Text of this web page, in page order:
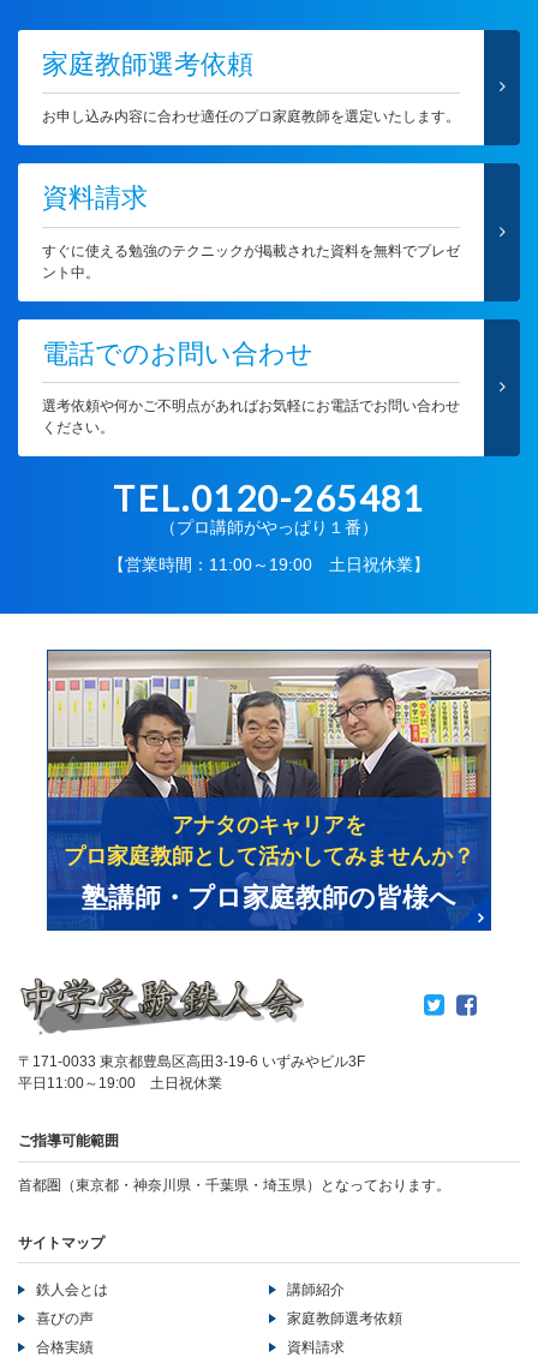
家庭教師選考依頼
お申し込み内容に合わせ適任のプロ家庭教師を選定いたします。
資料請求
すぐに使える勉強のテクニックが掲載された資料を無料でプレゼ
ント中。
電話でのお問い合わせ
選考依頼や何かご不明点があればお気軽にお電話でお問い合わせ
ください。
TEL.0120-265481
（プロ講師がやっぱり１番）
【営業時間：11:00～19:00 土日祝休業】
〒171-0033 東京都豊島区高田3-19-6 いずみやビル3F
平日11:00～19:00 土日祝休業
ご指導可能範囲
首都圏（東京都・神奈川県・千葉県・埼玉県）となっております。
サイトマップ
鉄人会とは
喜びの声
合格実績
講師紹介
家庭教師選考依頼
資料請求
アナタのキャリアを
プロ家庭教師として活かしてみませんか？
塾講師・プロ家庭教師の皆様へ